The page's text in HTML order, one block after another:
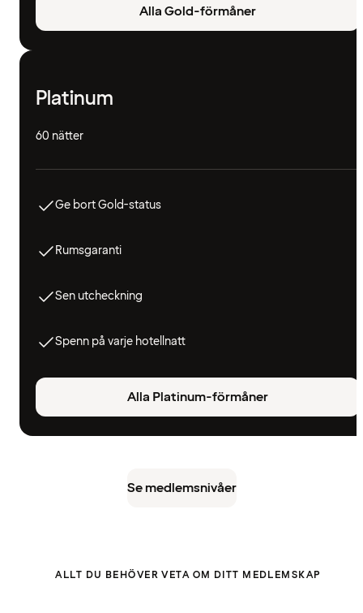
Alla Gold-förmåner
Platinum
60 nätter
Ge bort Gold-status
Rumsgaranti
Sen utcheckning
Spenn på varje hotellnatt
Alla Platinum-förmåner
Se medlemsnivåer
ALLT DU BEHÖVER VETA OM DITT MEDLEMSKAP